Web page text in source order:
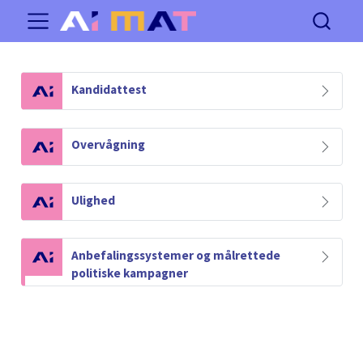
N
o
t
e
Kandidattest
N
o
t
e
Overvågning
N
o
t
e
Ulighed
N
o
t
Anbefalingssystemer og målrettede
politiske kampagner